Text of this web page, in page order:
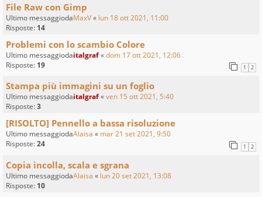
File Raw con Gimp
Ultimo messaggiodaMaxV« lun 18 ott 2021, 11:00
Risposte: 14
Problemi con lo scambio Colore
Ultimo messaggiodaitalgraf«dom 17 ott 2021, 12:06
Risposte: 19 1 2
Stampa più immagini su un foglio
Ultimo messaggiodaitalgraf«ven 15 ott 2021, 5:40
Risposte:3
[RISOLTO] Pennello a bassa risoluzione
Ultimo messaggiodaAlaisa « mar 21 set 2021, 9:50
Risposte:24 1 2
Copia incolla, scala e sgrana
Ultimo messaggiodaAlaisa « lun 20 set 2021, 13:08
Risposte: 10